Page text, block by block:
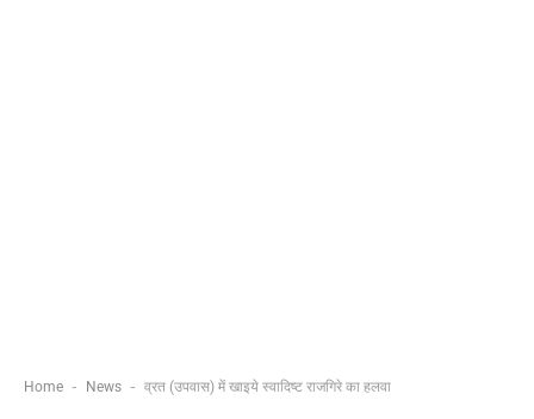
Home - News - व्रत (उपवास) में खाइये स्वादिष्ट राजगिरे का हलवा